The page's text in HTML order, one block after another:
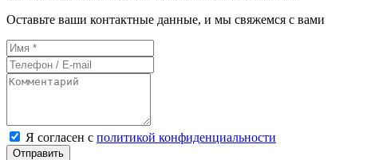
Оставьте ваши контактные данные, и мы свяжемся с вами
Я согласен с политикой конфиденциальности
Отправить